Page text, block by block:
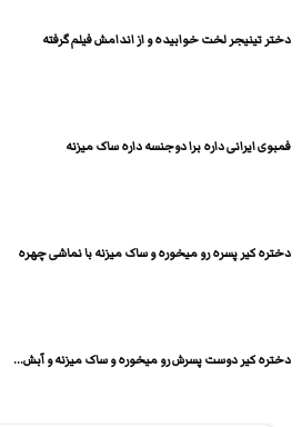
دختر تینیجر لخت خوابیده و از اندامش فیلم گرفته
فمبوی ایرانی داره برا دوجنسه داره ساک میزنه
دختره کیر پسره رو میخوره و ساک میزنه با نماشی چهره
دختره کیر دوست پسرش رو میخوره و ساک میزنه و آبش...